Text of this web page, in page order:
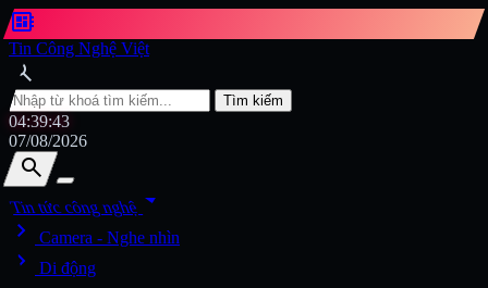
developer_board
Tin Công Nghệ Việt
search
Tìm kiếm
04:39:45
07/08/2026
search
search
Tin tức công nghệarrow_drop_down
chevron_right
Camera - Nghe nhìn
chevron_right Di động